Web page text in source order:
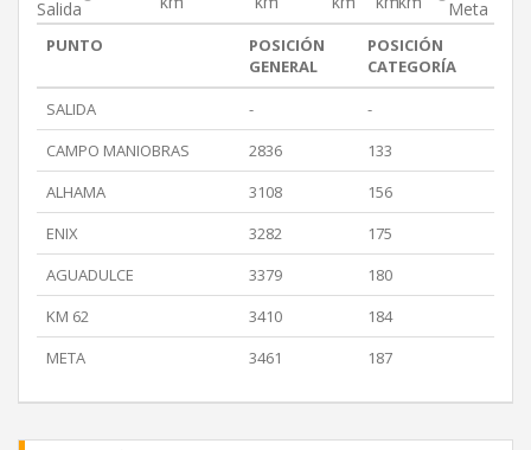
Salida Meta
PUNTO
POSICIÓN
GENERAL
POSICIÓN
CATEGORÍA
SALIDA
-
-
CAMPO MANIOBRAS
2836
133
ALHAMA
3108
156
ENIX
3282
175
AGUADULCE
3379
180
KM 62
3410
184
META
3461 187